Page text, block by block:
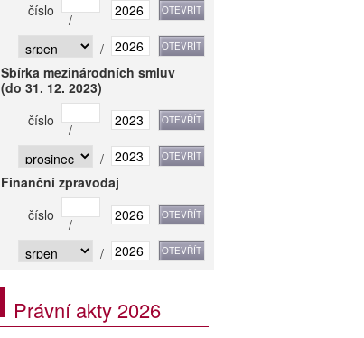
číslo
/
/
Sbírka mezinárodních smluv
(do 31. 12. 2023)
číslo
/
/
Finanční zpravodaj
číslo
/
/
Právní akty 2026